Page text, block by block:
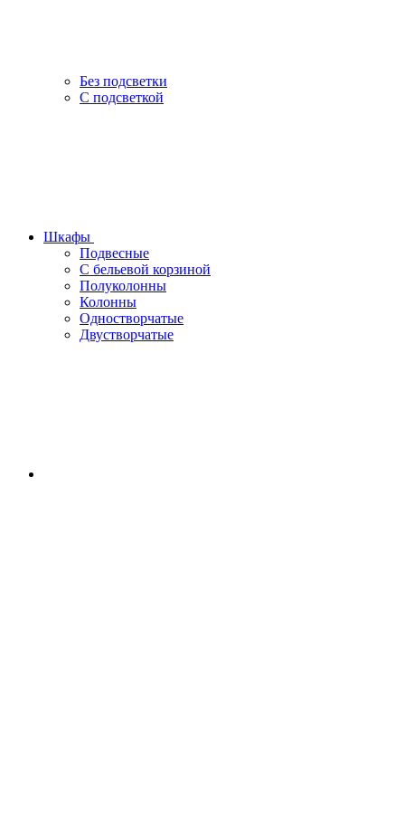
Без подсветки
С подсветкой
Шкафы
Подвесные
С бельевой корзиной
Полуколонны
Колонны
Одностворчатые
Двустворчатые